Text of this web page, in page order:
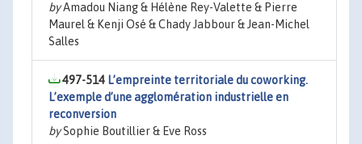
byAmadou Niang & Hélène Rey-Valette & Pierre
Maurel & Kenji Osé & Chady Jabbour & Jean-Michel
Salles
497-514 L’empreinte territoriale du coworking.
L’exemple d’une agglomération industrielle en
reconversion
bySophie Boutillier & Eve Ross